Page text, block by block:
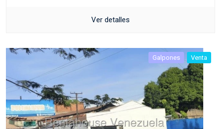
Ver detalles
Galpones Venta